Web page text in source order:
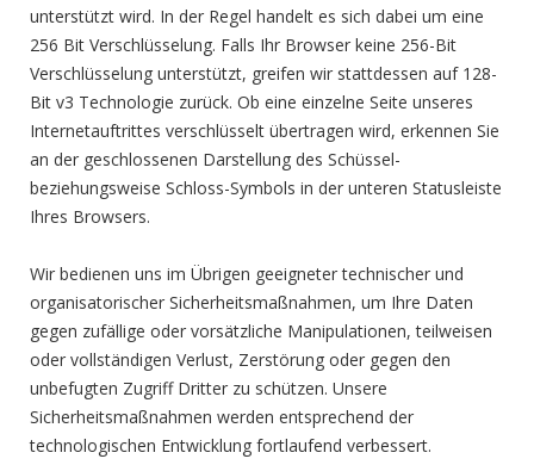
unterstützt wird. In der Regel handelt es sich dabei um eine
256 Bit Verschlüsselung. Falls Ihr Browser keine 256-Bit
Verschlüsselung unterstützt, greifen wir stattdessen auf 128-
Bit v3 Technologie zurück. Ob eine einzelne Seite unseres
Internetauftrittes verschlüsselt übertragen wird, erkennen Sie
an der geschlossenen Darstellung des Schüssel-
beziehungsweise Schloss-Symbols in der unteren Statusleiste
Ihres Browsers.
Wir bedienen uns im Übrigen geeigneter technischer und
organisatorischer Sicherheitsmaßnahmen, um Ihre Daten
gegen zufällige oder vorsätzliche Manipulationen, teilweisen
oder vollständigen Verlust, Zerstörung oder gegen den
unbefugten Zugriff Dritter zu schützen. Unsere
Sicherheitsmaßnahmen werden entsprechend der
technologischen Entwicklung fortlaufend verbessert.